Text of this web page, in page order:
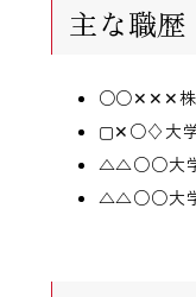
主な職歴
○○✕✕✕株
▢✕○♢大
△△○○大
△△○○大